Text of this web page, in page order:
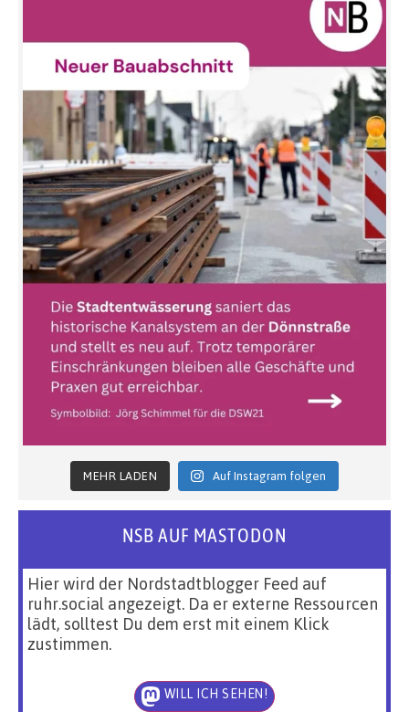
MEHR LADEN Auf Instagram folgen
NSB AUF MASTODON
Hier wird der Nordstadtblogger Feed auf
ruhr.social angezeigt. Da er externe Ressourcen
lädt, solltest Du dem erst mit einem Klick
zustimmen.
WILL ICH SEHEN!